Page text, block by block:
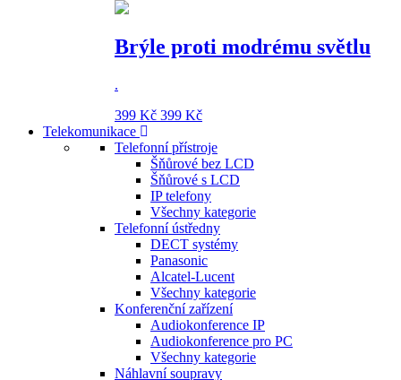
Brýle proti modrému světlu
.
399 Kč 399 Kč
Telekomunikace
Telefonní přístroje
Šňůrové bez LCD
Šňůrové s LCD
IP telefony
Všechny kategorie
Telefonní ústředny
DECT systémy
Panasonic
Alcatel-Lucent
Všechny kategorie
Konferenční zařízení
Audiokonference IP
Audiokonference pro PC
Všechny kategorie
Náhlavní soupravy